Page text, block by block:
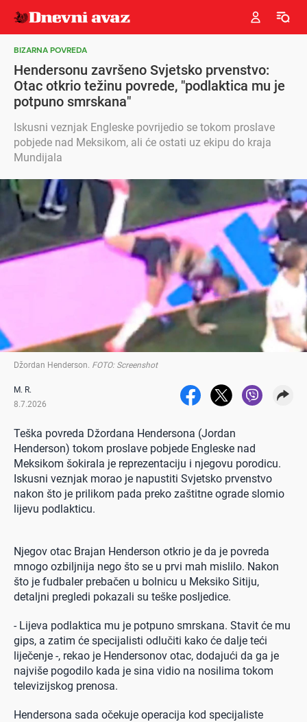
BIZARNA POVREDA
Hendersonu završeno Svjetsko prvenstvo:
Otac otkrio težinu povrede, "podlaktica mu je
potpuno smrskana"
Iskusni veznjak Engleske povrijedio se tokom proslave
pobjede nad Meksikom, ali će ostati uz ekipu do kraja
Mundijala
Džordan Henderson. FOTO: Screenshot
M. R.
8.7.2026
Teška povreda Džordana Hendersona (Jordan
Henderson) tokom proslave pobjede Engleske nad
Meksikom šokirala je reprezentaciju i njegovu porodicu.
Iskusni veznjak morao je napustiti Svjetsko prvenstvo
nakon što je prilikom pada preko zaštitne ograde slomio
lijevu podlakticu.
Njegov otac Brajan Henderson otkrio je da je povreda
mnogo ozbiljnija nego što se u prvi mah mislilo. Nakon
što je fudbaler prebačen u bolnicu u Meksiko Sitiju,
detaljni pregledi pokazali su teške posljedice.
- Lijeva podlaktica mu je potpuno smrskana. Stavit će mu
gips, a zatim će specijalisti odlučiti kako će dalje teći
liječenje -, rekao je Hendersonov otac, dodajući da ga je
najviše pogodilo kada je sina vidio na nosilima tokom
televizijskog prenosa.
Hendersona sada očekuje operacija kod specijaliste